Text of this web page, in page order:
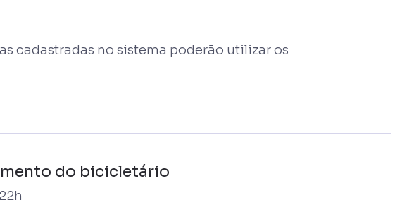
cadastradas no sistema poderão utilizar os
do bicicletário